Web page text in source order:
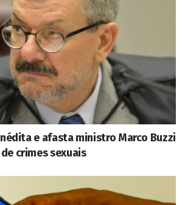
e afasta ministro Marco Buzzi
crimes sexuais